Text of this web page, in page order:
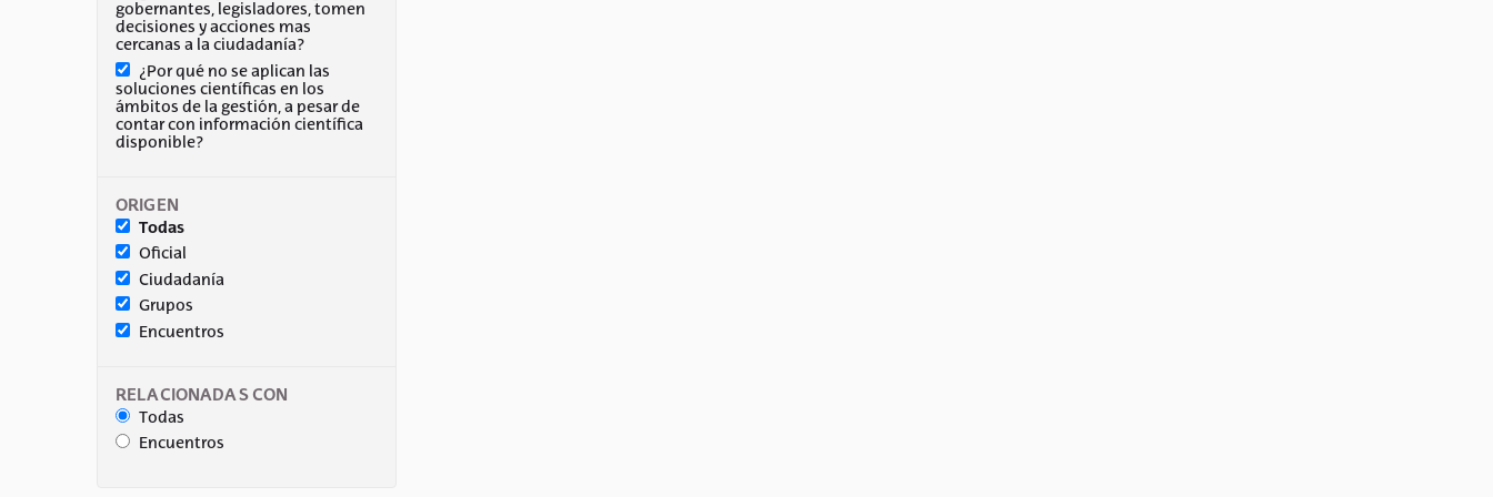
gobernantes, legisladores, tomen
decisiones y acciones mas
cercanas a la ciudadanía?
¿Por qué no se aplican las
soluciones científicas en los
ámbitos de la gestión, a pesar de
contar con información científica
disponible?
ORIGEN
Todas
Oficial
Ciudadanía
Grupos
Encuentros
RELACIONADAS CON
Todas
Encuentros